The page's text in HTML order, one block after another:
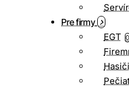
Pre firmy
EGT 0
Hasiči